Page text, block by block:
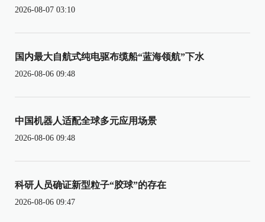
2026-08-07 03:10
国内最大自航式纯电驱布缆船“蓝海领航”下水
2026-08-06 09:48
中国机器人适配全球多元应用场景
2026-08-06 09:48
科研人员确证新型粒子“胶球”的存在
2026-08-06 09:47